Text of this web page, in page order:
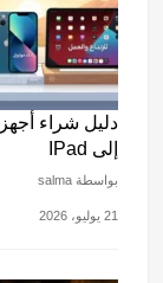
إلى IPad
بواسطة salma
21 يوليو، 2026